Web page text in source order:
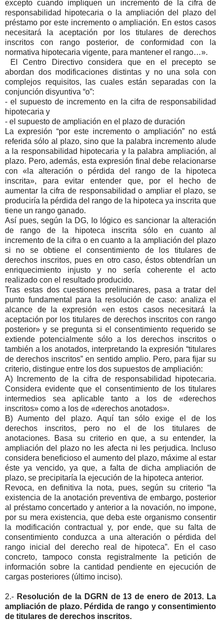
excepto cuando impliquen un incremento de la cifra de
responsabilidad hipotecaria o la ampliación del plazo del
préstamo por este incremento o ampliación. En estos casos
necesitará la aceptación por los titulares de derechos
inscritos con rango posterior, de conformidad con la
normativa hipotecaria vigente, para mantener el rango…».
El Centro Directivo considera que en el precepto se
abordan dos modificaciones distintas y no una sola con
complejos requisitos, las cuales están separadas con la
conjunción disyuntiva “o”:
- el supuesto de incremento en la cifra de responsabilidad
hipotecaria y
- el supuesto de ampliación en el plazo de duración
La expresión “por este incremento o ampliación” no está
referida sólo al plazo, sino que la palabra incremento alude
a la responsabilidad hipotecaria y la palabra ampliación, al
plazo. Pero, además, esta expresión final debe relacionarse
con «la alteración o pérdida del rango de la hipoteca
inscrita», para evitar entender que, por el hecho de
aumentar la cifra de responsabilidad o ampliar el plazo, se
produciría la pérdida del rango de la hipoteca ya inscrita que
tiene un rango ganado.
Así pues, según la DG, lo lógico es sancionar la alteración
de rango de la hipoteca inscrita sólo en cuanto al
incremento de la cifra o en cuanto a la ampliación del plazo
si no se obtiene el consentimiento de los titulares de
derechos inscritos, pues en otro caso, éstos obtendrían un
enriquecimiento injusto y no sería coherente el acto
realizado con el resultado producido.
Tras estas dos cuestiones preliminares, pasa a tratar del
punto fundamental para la resolución de caso: analiza el
alcance de la expresión «en estos casos necesitará la
aceptación por los titulares de derechos inscritos con rango
posterior» y se pregunta si el consentimiento requerido se
extiende potencialmente sólo a los derechos inscritos o
también a los anotados, interpretando la expresión “titulares
de derechos inscritos” en sentido amplio. Pero, para fijar su
criterio, distingue entre los dos supuestos de ampliación:
A) Incremento de la cifra de responsabilidad hipotecaria.
Considera evidente que el consentimiento de los titulares
intermedios sea aplicable tanto a los de «derechos
inscritos» como a los de «derechos anotados».
B) Aumento del plazo. Aquí tan sólo exige el de los
derechos inscritos, pero no el de los titulares de
anotaciones. Basa su criterio en que, a su entender, la
ampliación del plazo no les afecta ni les perjudica. Incluso
considera beneficioso el aumento del plazo, máxime al estar
éste ya vencido, ya que, a falta de dicha ampliación de
plazo, se precipitaría la ejecución de la hipoteca anterior.
Revoca, en definitiva la nota, pues, según su criterio “la
existencia de la anotación preventiva de embargo, posterior
al préstamo concertado y anterior a la novación, no impone,
por su mera existencia, que deba este organismo consentir
la modificación contractual y, por ende, que su falta de
consentimiento conduzca a una alteración o pérdida del
rango inicial del derecho real de hipoteca”. En el caso
concreto, tampoco consta registralmente la petición de
información sobre la cantidad pendiente en ejecución de
cargas posteriores (último inciso).
2.- Resolución de la DGRN de 13 de enero de 2013. La
ampliación de plazo. Pérdida de rango y consentimiento
de titulares de derechos inscritos.